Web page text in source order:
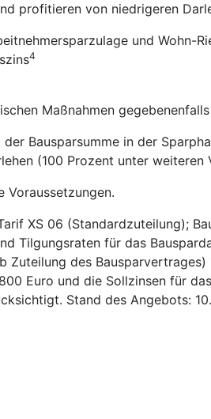
profitieren von niedrigeren
und Wohn-
4
Maßnahmen
Bausparsumme in der
(100 Prozent unter weiteren
Voraussetzungen.
XS 06 (Standardzuteilung);
Tilgungsraten für das
des
Euro und die Sollzinsen für
Stand des Angebots: